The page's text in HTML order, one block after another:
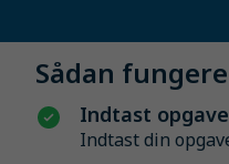
Sådan
Indtast
Indtast din